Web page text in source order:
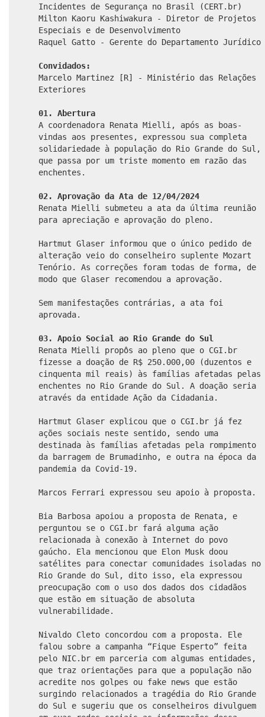
Incidentes de Segurança no Brasil (CERT.br)
Milton Kaoru Kashiwakura - Diretor de Projetos
Especiais e de Desenvolvimento
Raquel Gatto - Gerente do Departamento Jurídico
Convidados:
Marcelo Martinez [R] - Ministério das Relações
Exteriores
01. Abertura
A coordenadora Renata Mielli, após as boas-
vindas aos presentes, expressou sua completa
solidariedade à população do Rio Grande do Sul,
que passa por um triste momento em razão das
enchentes.
02. Aprovação da Ata de 12/04/2024
Renata Mielli submeteu a ata da última reunião
para apreciação e aprovação do pleno.
Hartmut Glaser informou que o único pedido de
alteração veio do conselheiro suplente Mozart
Tenório. As correções foram todas de forma, de
modo que Glaser recomendou a aprovação.
Sem manifestações contrárias, a ata foi
aprovada.
03. Apoio Social ao Rio Grande do Sul
Renata Mielli propôs ao pleno que o CGI.br
fizesse a doação de R$ 250.000,00 (duzentos e
cinquenta mil reais) às famílias afetadas pelas
enchentes no Rio Grande do Sul. A doação seria
através da entidade Ação da Cidadania.
Hartmut Glaser explicou que o CGI.br já fez
ações sociais neste sentido, sendo uma
destinada às famílias afetadas pela rompimento
da barragem de Brumadinho, e outra na época da
pandemia da Covid-19.
Marcos Ferrari expressou seu apoio à proposta.
Bia Barbosa apoiou a proposta de Renata, e
perguntou se o CGI.br fará alguma ação
relacionada à conexão à Internet do povo
gaúcho. Ela mencionou que Elon Musk doou
satélites para conectar comunidades isoladas no
Rio Grande do Sul, dito isso, ela expressou
preocupação com o uso dos dados dos cidadãos
que estão em situação de absoluta
vulnerabilidade.
Nivaldo Cleto concordou com a proposta. Ele
falou sobre a campanha “Fique Esperto” feita
pelo NIC.br em parceria com algumas entidades,
que traz orientações para que a população não
acredite nos golpes ou fake news que estão
surgindo relacionados a tragédia do Rio Grande
do Sul e sugeriu que os conselheiros divulguem